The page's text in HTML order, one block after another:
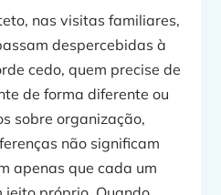
nas visitas familiares,
despercebidas à
cedo, quem precise de
de forma diferente ou
sobre organização,
não significam
apenas que cada um